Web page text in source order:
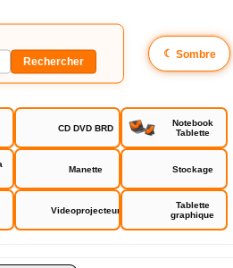
☾ Sombre
CD DVD BRD
Notebook
Tablette
Manette Stockage
Videoprojecteur
Tablette
graphique